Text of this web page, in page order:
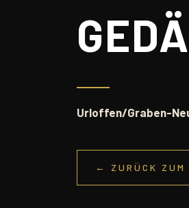
Urloffen/Graben-
← ZURÜCK ZUM